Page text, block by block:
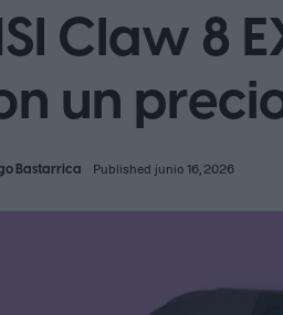
Claw 8
un
Bastarrica Published junio 16, 2026